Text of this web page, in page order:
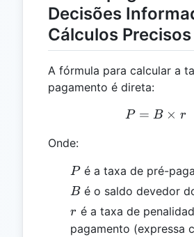
Decisões
Cálculos Precisos
A fórmula para calcular a
pagamento é direta:
P = B
P = B × r
Onde:
P
Pé a taxa de pré-
B
Bé o saldo devedor
r
r é a taxa de
pagamento (expressa